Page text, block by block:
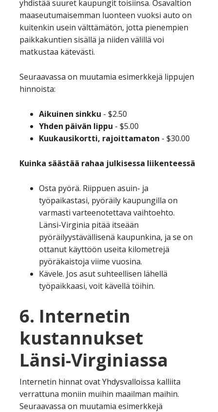
yhdistää suuret kaupungit toisiinsa. Osavaltion
maaseutumaisemman luonteen vuoksi auto on
kuitenkin usein välttämätön, jotta pienempien
paikkakuntien sisällä ja niiden välillä voi
matkustaa kätevästi.
Seuraavassa on muutamia esimerkkejä lippujen
hinnoista:
Aikuinen sinkku - $2.50
Yhden päivän lippu - $5.00
Kuukausikortti, rajoittamaton - $30.00
Kuinka säästää rahaa julkisessa liikenteessä
Osta pyörä. Riippuen asuin- ja
työpaikastasi, pyöräily kaupungilla on
varmasti varteenotettava vaihtoehto.
Länsi-Virginia pitää itseään
pyöräilyystävällisenä kaupunkina, ja se on
ottanut käyttöön useita kilometrejä
pyöräkaistoja viime vuosina.
Kävele. Jos asut suhteellisen lähellä
työpaikkaasi, voit kävellä töihin.
6. Internetin
kustannukset
Länsi-Virginiassa
Internetin hinnat ovat Yhdysvalloissa kalliita
verrattuna moniin muihin maailman maihin.
Seuraavassa on muutamia esimerkkejä